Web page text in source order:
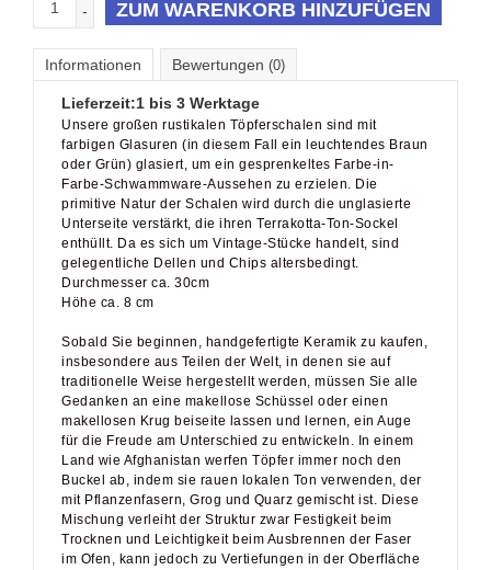
-
ZUM WARENKORB HINZUFÜGEN
Informationen Bewertungen (0)
Lieferzeit:1 bis 3 Werktage
Unsere großen rustikalen Töpferschalen sind mit
farbigen Glasuren (in diesem Fall ein leuchtendes Braun
oder Grün) glasiert, um ein gesprenkeltes Farbe-in-
Farbe-Schwammware-Aussehen zu erzielen. Die
primitive Natur der Schalen wird durch die unglasierte
Unterseite verstärkt, die ihren Terrakotta-Ton-Sockel
enthüllt. Da es sich um Vintage-Stücke handelt, sind
gelegentliche Dellen und Chips altersbedingt.
Durchmesser ca. 30cm
Höhe ca. 8 cm
Sobald Sie beginnen, handgefertigte Keramik zu kaufen,
insbesondere aus Teilen der Welt, in denen sie auf
traditionelle Weise hergestellt werden, müssen Sie alle
Gedanken an eine makellose Schüssel oder einen
makellosen Krug beiseite lassen und lernen, ein Auge
für die Freude am Unterschied zu entwickeln. In einem
Land wie Afghanistan werfen Töpfer immer noch den
Buckel ab, indem sie rauen lokalen Ton verwenden, der
mit Pflanzenfasern, Grog und Quarz gemischt ist. Diese
Mischung verleiht der Struktur zwar Festigkeit beim
Trocknen und Leichtigkeit beim Ausbrennen der Faser
im Ofen, kann jedoch zu Vertiefungen in der Oberfläche